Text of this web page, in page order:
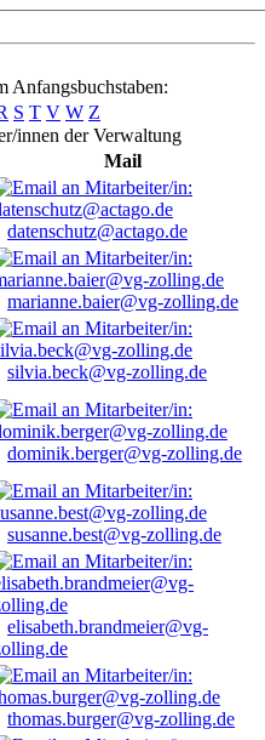
Anfangsbuchstaben:
S T V W Z
innen der Verwaltung
Mail
datenschutz@actago.de
marianne.baier@vg-zolling.de
silvia.beck@vg-zolling.de
dominik.berger@vg-zolling.de
susanne.best@vg-zolling.de
elisabeth.brandmeier@vg-
thomas.burger@vg-zolling.de